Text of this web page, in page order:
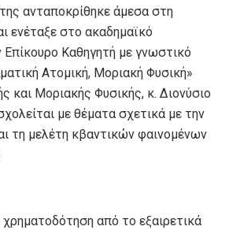
ανταποκρίθηκε άμεσα στη
ενέταξε στο ακαδημαϊκό
Καθηγητή με γνωστικό
Ατομική, Μοριακή Φυσική»
και Μοριακής Φυσικής, κ. Διονύσιο
με θέματα σχετικά με την
τη μελέτη κβαντικών φαινομένων
από το εξαιρετικά